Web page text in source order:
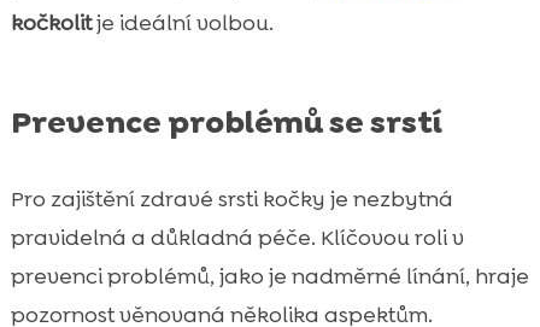
kočkolitje ideální volbou.
Prevence problémů se srstí
Pro zajištění zdravé srsti kočky je nezbytná
pravidelná a důkladná péče. Klíčovou roli v
prevenci problémů, jako je nadměrné línání, hraje
pozornost věnovaná několika aspektům.